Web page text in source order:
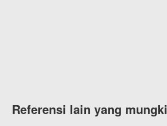
Referensi lain yang